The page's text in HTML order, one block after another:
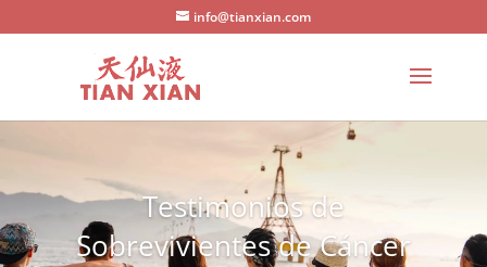
info@tianxian.com
Testimonios de
Sobrevivientes de Cáncer